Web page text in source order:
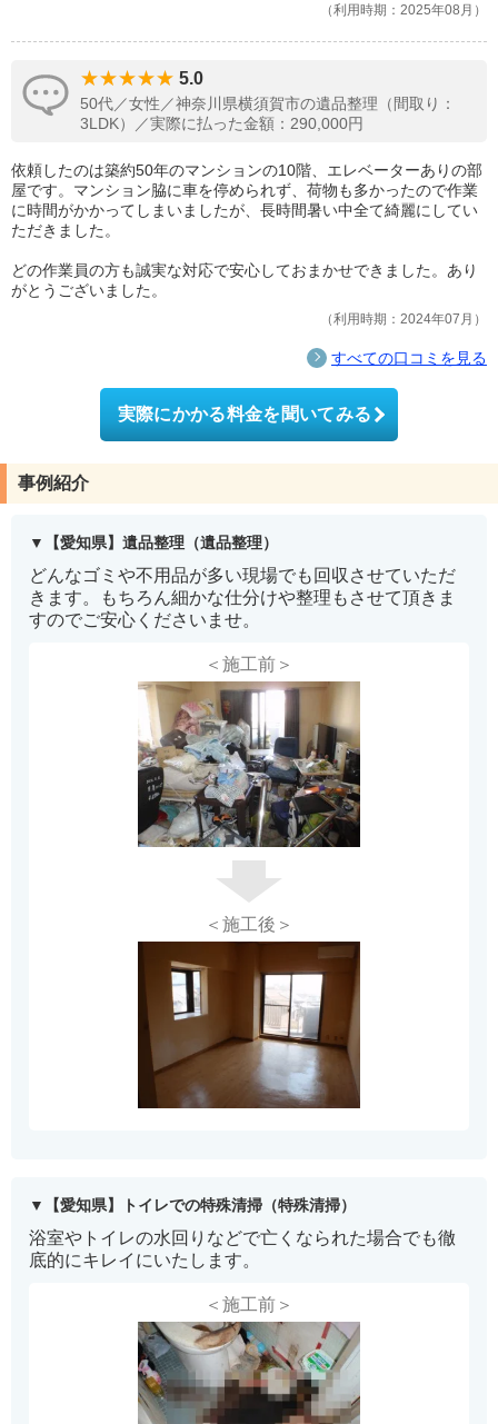
利用時期：2025年08月
5.0
50代／女性／神奈川県横須賀市の遺品整理（間取り：
3LDK）／実際に払った金額：290,000円
依頼したのは築約50年のマンションの10階、エレベーターありの部
屋です。マンション脇に車を停められず、荷物も多かったので作業
に時間がかかってしまいましたが、長時間暑い中全て綺麗にしてい
ただきました。
どの作業員の方も誠実な対応で安心しておまかせできました。あり
がとうございました。
利用時期：2024年07月
すべての口コミを見る
実際にかかる料金を聞いてみる
事例紹介
【愛知県】遺品整理（遺品整理）
どんなゴミや不用品が多い現場でも回収させていただ
きます。もちろん細かな仕分けや整理もさせて頂きま
すのでご安心くださいませ。
＜施工前＞
＜施工後＞
【愛知県】トイレでの特殊清掃（特殊清掃）
浴室やトイレの水回りなどで亡くなられた場合でも徹
底的にキレイにいたします。
＜施工前＞